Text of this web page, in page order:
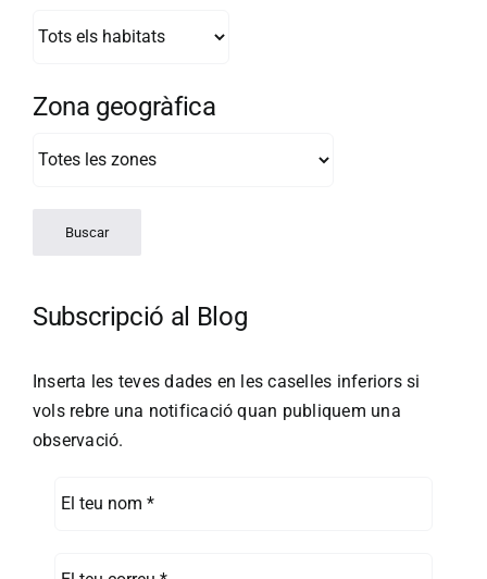
Zona geogràfica
Subscripció al Blog
Inserta les teves dades en les caselles inferiors si
vols rebre una notificació quan publiquem una
observació.